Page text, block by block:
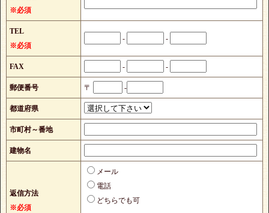
※必須
TEL
※必須
- -
FAX - -
郵便番号 〒 -
都道府県
市町村～番地
建物名
返信方法
※必須
メール
電話
どちらでも可